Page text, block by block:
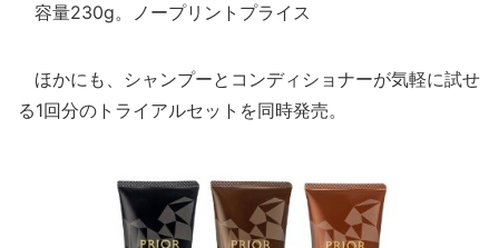
容量230g。ノープリントプライス
ほかにも、シャンプーとコンディショナーが気軽に試せ
る1回分のトライアルセットを同時発売。